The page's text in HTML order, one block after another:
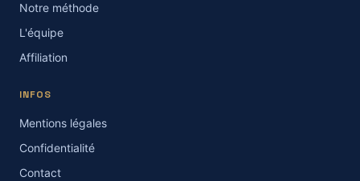
Notre méthode
L'équipe
Affiliation
INFOS
Mentions légales
Confidentialité
Contact